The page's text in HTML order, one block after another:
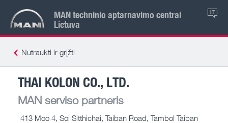
MAN techninio aptarnavimo centrai
Lietuva
LT
Nutraukti ir grįžti
THAI KOLON CO., LTD.
MAN serviso partneris
413 Moo 4, Soi Sitthichai, Taiban Road, Tambol Taiban